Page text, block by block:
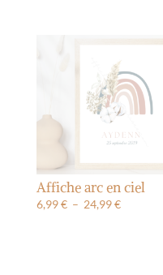
24,99 €
Affiche arc en ciel
6,99€ – 24,99€Plage